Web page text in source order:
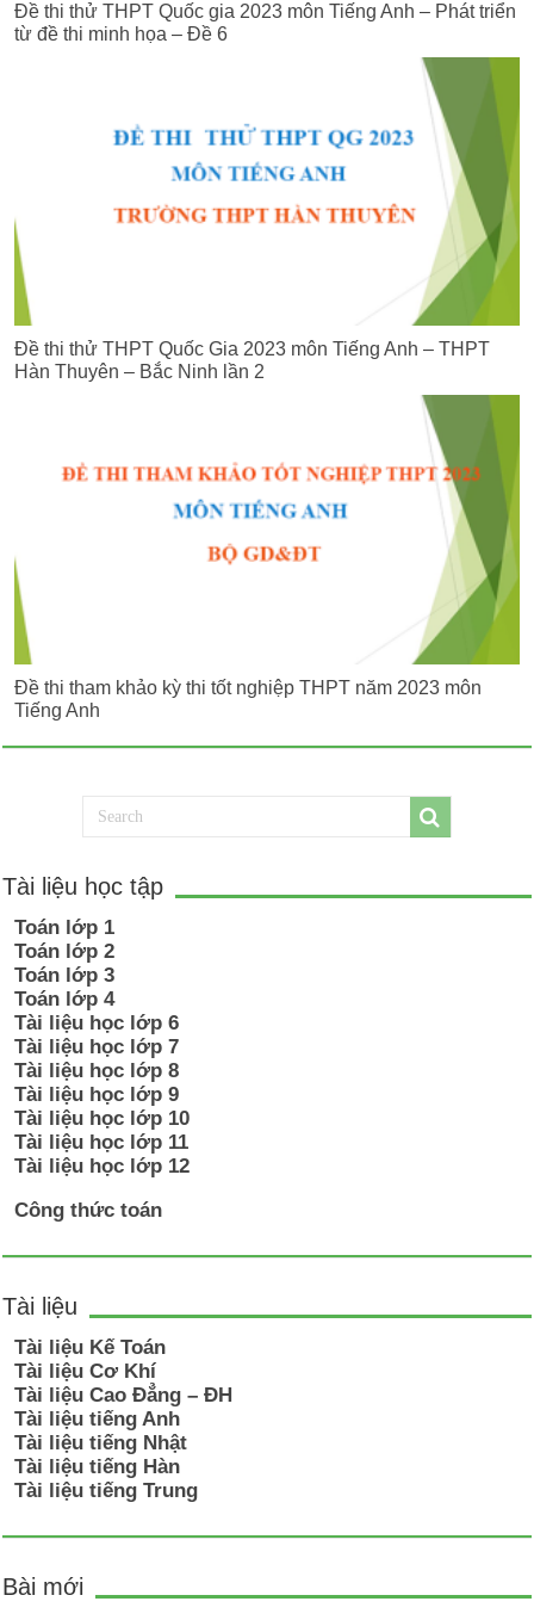
Đề thi thử THPT Quốc gia 2023 môn Tiếng Anh – Phát triển
từ đề thi minh họa – Đề 6
Đề thi thử THPT Quốc Gia 2023 môn Tiếng Anh – THPT
Hàn Thuyên – Bắc Ninh lần 2
Đề thi tham khảo kỳ thi tốt nghiệp THPT năm 2023 môn
Tiếng Anh
Tài liệu học tập
Toán lớp 1
Toán lớp 2
Toán lớp 3
Toán lớp 4
Tài liệu học lớp 6
Tài liệu học lớp 7
Tài liệu học lớp 8
Tài liệu học lớp 9
Tài liệu học lớp 10
Tài liệu học lớp 11
Tài liệu học lớp 12
Công thức toán
Tài liệu
Tài liệu Kế Toán
Tài liệu Cơ Khí
Tài liệu Cao Đẳng – ĐH
Tài liệu tiếng Anh
Tài liệu tiếng Nhật
Tài liệu tiếng Hàn
Tài liệu tiếng Trung
Bài mới